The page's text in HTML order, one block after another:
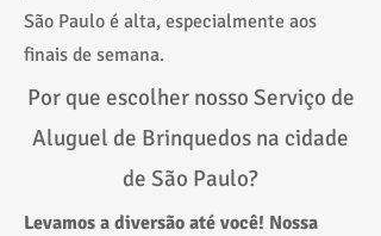
São Paulo é alta, especialmente aos
finais de semana.
Por que escolher nosso Serviço de
Aluguel de Brinquedos na cidade
de São Paulo?
​Levamos a diversão até você! Nossa